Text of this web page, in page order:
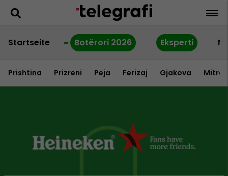
Startseite Botërori 2026 Eksperti
Prishtina Prizreni Peja Ferizaj Gjakova